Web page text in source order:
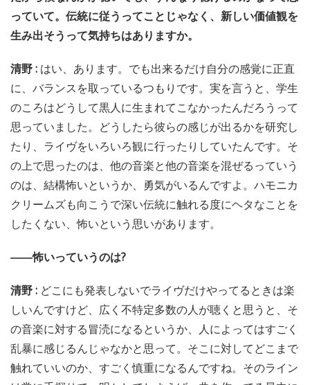
っていて。伝統に従うってことじゃなく、新しい価値観を
生み出そうって気持ちはありますか。
清野 : はい、あります。でも出来るだけ自分の感覚に正直
に、バランスを取っているつもりです。実を言うと、学生
のころはどうして黒人に生まれてこなかったんだろうって
思っていました。どうしたら彼らの感じが出るかを研究し
たり、ライヴをいろいろ観に行ったりしていたんです。そ
の上で思ったのは、他の音楽と他の音楽を混ぜるっていう
のは、結構怖いというか、勇気がいるんですよ。ハモニカ
クリームズも向こうで深い伝統に触れる度にヘタなことを
したくない、怖いという思いがあります。
――怖いっていうのは?
清野 : どこにも発表しないでライヴだけやってるときは楽
しいんですけど、広く不特定多数の人が聴くと思うと、そ
の音楽に対する冒涜になるというか、人によってはすごく
乱暴に感じるんじゃなかと思って。そこに対してどこまで
触れていいのか、すごく慎重になるんですね。そのライン